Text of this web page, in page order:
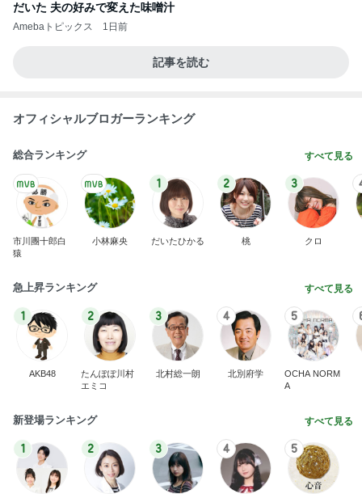
だいた 夫の好みで変えた味噌汁
Amebaトピックス 1日前
記事を読む
オフィシャルブロガーランキング
総合ランキング すべて見る
市川團十郎白
猿
小林麻央
1
だいたひかる
2
桃
3
クロ
急上昇ランキング すべて見る
1
AKB48
2
たんぽぽ川村
エミコ
3
北村総一朗
4
北別府学
5
OCHA NORM
A
新登場ランキング すべて見る
1 2 3 4 5